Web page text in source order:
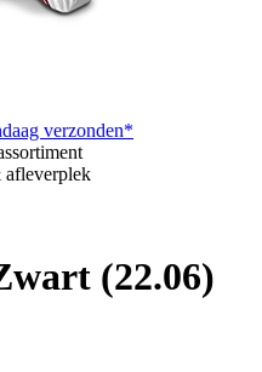
verzonden*
afleverplek
(22.06)